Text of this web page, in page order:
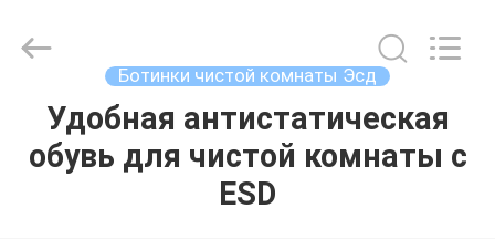
ДОМ
Technology
Co.,Ltd.
Reserved.
Ботинки чистой комнаты Эсд
Удобная антистатическая
обувь для чистой комнаты с
ESD